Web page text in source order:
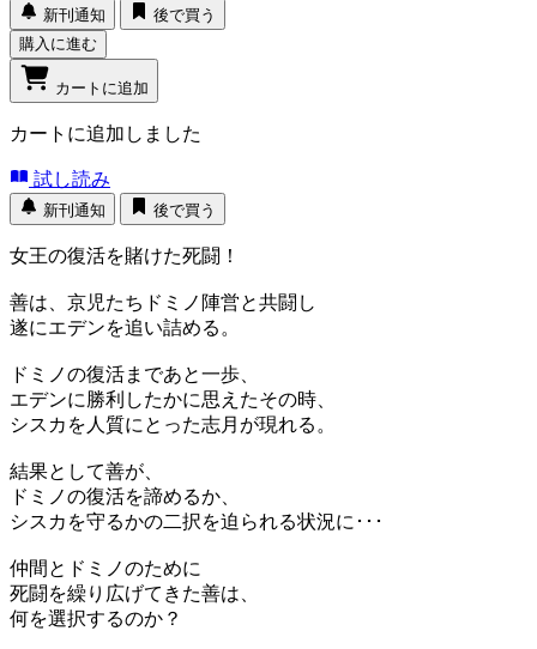
新刊通知
後で買う
購入に進む
カートに追加
カートに追加しました
試し読み
新刊通知 後で買う
女王の復活を賭けた死闘！
善は、京児たちドミノ陣営と共闘し
遂にエデンを追い詰める。
ドミノの復活まであと一歩、
エデンに勝利したかに思えたその時、
シスカを人質にとった志月が現れる。
結果として善が、
ドミノの復活を諦めるか、
シスカを守るかの二択を迫られる状況に･･･
仲間とドミノのために
死闘を繰り広げてきた善は、
何を選択するのか？